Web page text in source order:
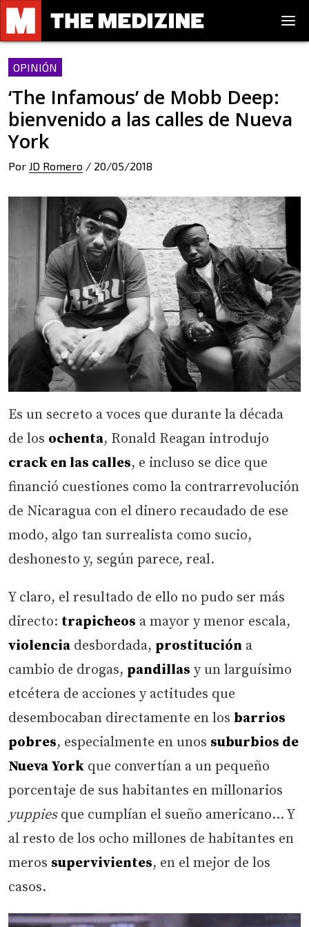
OPINIÓN
‘The Infamous’ de Mobb Deep:
bienvenido a las calles de Nueva
York
Por JD Romero / 20/05/2018
Es un secreto a voces que durante la década
de los ochenta, Ronald Reagan introdujo
crack en las calles, e incluso se dice que
financió cuestiones como la contrarrevolución
de Nicaragua con el dinero recaudado de ese
modo, algo tan surrealista como sucio,
deshonesto y, según parece, real.
Y claro, el resultado de ello no pudo ser más
directo: trapicheos a mayor y menor escala,
violencia desbordada, prostitución a
cambio de drogas, pandillas y un larguísimo
etcétera de acciones y actitudes que
desembocaban directamente en los barrios
pobres, especialmente en unos suburbios de
Nueva York que convertían a un pequeño
porcentaje de sus habitantes en millonarios
yuppiesque cumplían el sueño americano… Y
al resto de los ocho millones de habitantes en
meros supervivientes, en el mejor de los
casos.